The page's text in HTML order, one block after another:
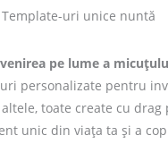
Template-uri unice nuntă
pe lume a
personalizate pentru
toate create cu drag
unic din viața ta și a